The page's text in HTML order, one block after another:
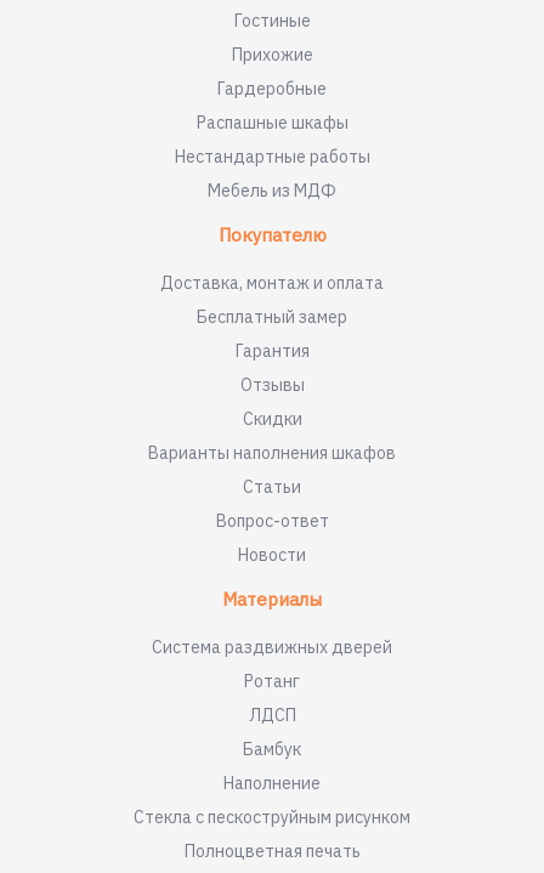
Гостиные
Прихожие
Гардеробные
Распашные шкафы
Нестандартные работы
Мебель из МДФ
Покупателю
Доставка, монтаж и оплата
Бесплатный замер
Гарантия
Отзывы
Скидки
Варианты наполнения шкафов
Статьи
Вопрос-ответ
Новости
Материалы
Система раздвижных дверей
Ротанг
ЛДСП
Бамбук
Наполнение
Стекла с пескоструйным рисунком
Полноцветная печать